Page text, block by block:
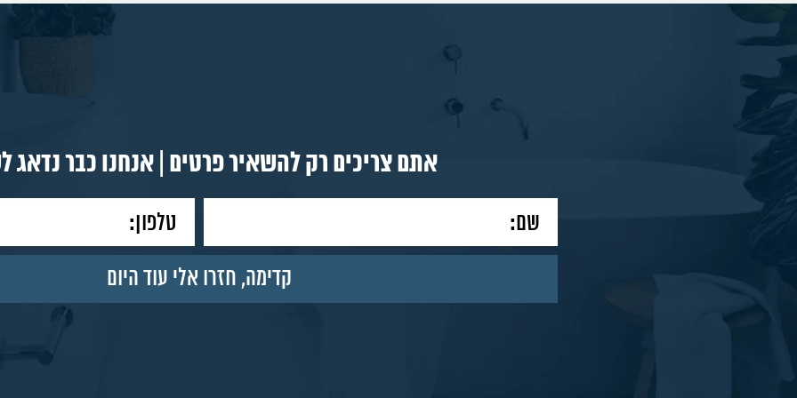
מאמרים
צור
אתם צריכים רק להשאיר פרטים | אנחנו כבר נדאג